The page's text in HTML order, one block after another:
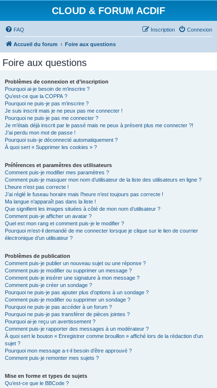
CLOUD & FORUM ACDIF
FAQ Connexion
Inscription
Accueil du forum Foire aux questions
Foire aux questions
Problèmes de connexion et d’inscription
Pourquoi ai-je besoin de m’inscrire ?
Qu’est-ce que la COPPA ?
Pourquoi ne puis-je pas m’inscrire ?
Je suis inscrit mais je ne peux pas me connecter !
Pourquoi ne puis-je pas me connecter ?
Je m’étais déjà inscrit par le passé mais ne peux à présent plus me connecter ?!
J’ai perdu mon mot de passe !
Pourquoi suis-je déconnecté automatiquement ?
À quoi sert « Supprimer les cookies » ?
Préférences et paramètres des utilisateurs
Comment puis-je modifier mes paramètres ?
Comment puis-je masquer mon nom d’utilisateur de la liste des utilisateurs en ligne ?
L’heure n’est pas correcte !
J’ai réglé le fuseau horaire mais l’heure n’est toujours pas correcte !
Ma langue n’apparaît pas dans la liste !
Que signifient les images situées à côté de mon nom d’utilisateur ?
Comment puis-je afficher un avatar ?
Quel est mon rang et comment puis-je le modifier ?
Pourquoi m’est-il demandé de me connecter lorsque je clique sur le lien de courrier
électronique d’un utilisateur ?
Problèmes de publication
Comment puis-je publier un nouveau sujet ou une réponse ?
Comment puis-je modifier ou supprimer un message ?
Comment puis-je insérer une signature à mon message ?
Comment puis-je créer un sondage ?
Pourquoi ne puis-je pas ajouter plus d’options à un sondage ?
Comment puis-je modifier ou supprimer un sondage ?
Pourquoi ne puis-je pas accéder à un forum ?
Pourquoi ne puis-je pas transférer de pièces jointes ?
Pourquoi ai-je reçu un avertissement ?
Comment puis-je rapporter des messages à un modérateur ?
À quoi sert le bouton « Enregistrer comme brouillon » affiché lors de la rédaction d’un
sujet ?
Pourquoi mon message a-t-il besoin d’être approuvé ?
Comment puis-je remonter mes sujets ?
Mise en forme et types de sujets
Qu’est-ce que le BBCode ?